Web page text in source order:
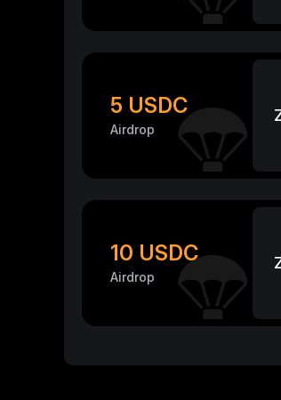
5 USDC
Airdrop
10 USDC
Airdrop